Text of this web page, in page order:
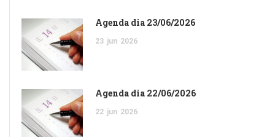
Agenda dia 23/06/2026
23 jun 2026
Agenda dia 22/06/2026
22 jun 2026